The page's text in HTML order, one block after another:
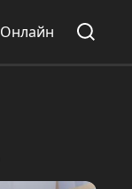
Онлайн